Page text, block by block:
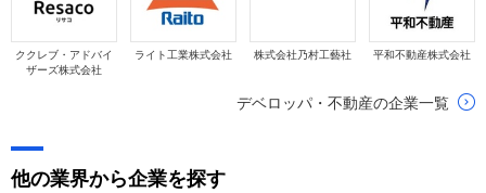
ククレブ・アドバイ
ザーズ株式会社
ライト工業株式会社 株式会社乃村工藝社 平和不動産株式会社
デベロッパ・不動産の企業一覧
他の業界から企業を探す